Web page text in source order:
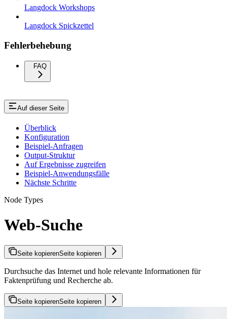
Langdock Workshops
Langdock Spickzettel
Fehlerbehebung
FAQ
Auf dieser Seite
Überblick
Konfiguration
Beispiel-Anfragen
Output-Struktur
Auf Ergebnisse zugreifen
Beispiel-Anwendungsfälle
Nächste Schritte
Node Types
Web-Suche
Seite kopierenSeite kopieren
Durchsuche das Internet und hole relevante Informationen für
Faktenprüfung und Recherche ab.
Seite kopierenSeite kopieren